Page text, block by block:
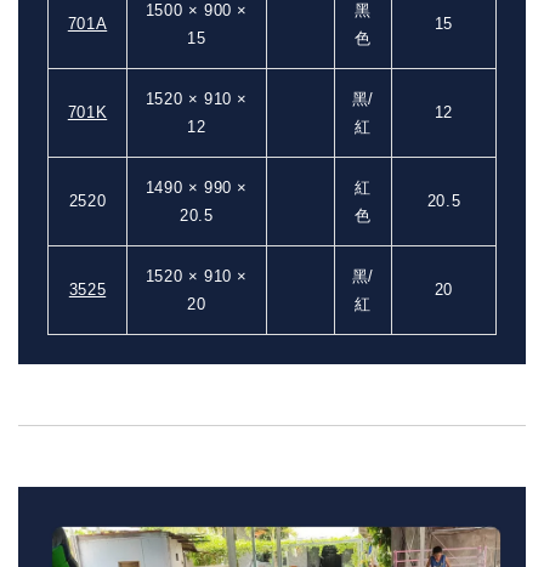
701A
1500 × 900 ×
15
黑
色
15
701K
1520 × 910 ×
12
黑/
紅
12
2520
1490 × 990 ×
20.5
紅
色
20.5
3525
1520 × 910 ×
20
黑/
紅
20